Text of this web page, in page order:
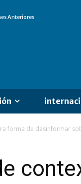
Anteriores
forma de desinformar